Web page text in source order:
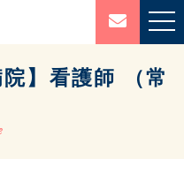
】看護師 （常